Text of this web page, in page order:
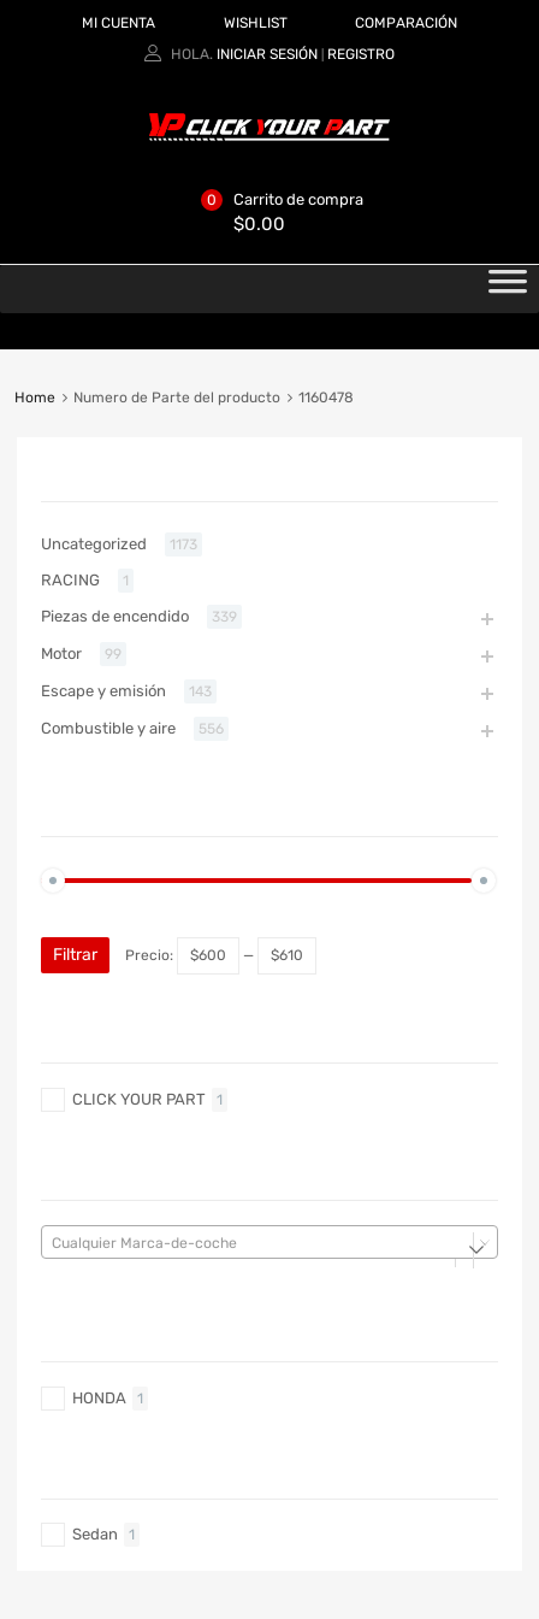
MI CUENTA WISHLIST
COMPARACIÓN
HOLA. INICIAR SESIÓN REGISTRO
Carrito de compra
$0.00
0
Home Numero de Parte del producto 1160478
Uncategorized 1173
RACING 1
Piezas de encendido 339
Motor 99
Escape y emisión 143
Combustible y aire 556
Filtrar Precio: $600 — $610
CLICK YOUR PART 1
Cualquier Marca-de-coche
HONDA 1
Sedan 1